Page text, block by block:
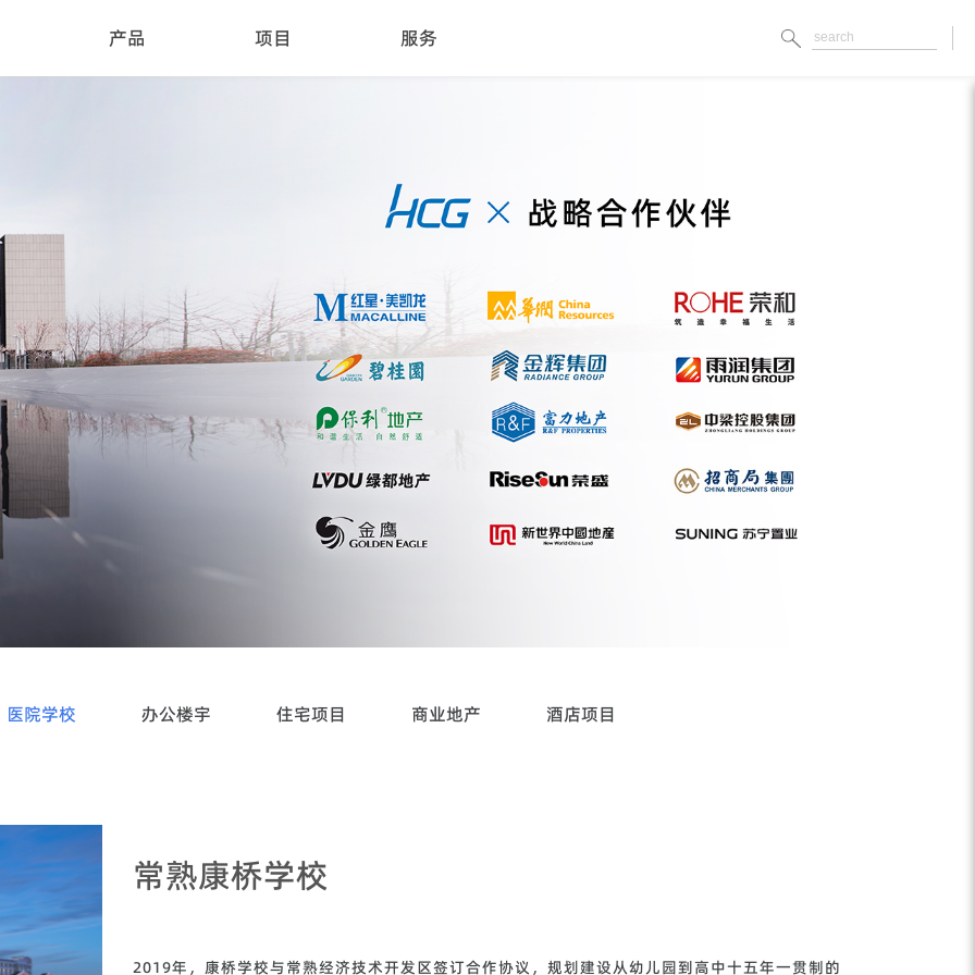
产品 项目 服务
医院学校 办公楼宇 住宅项目 商业地产 酒店项目
常熟康桥学校
2019年，康桥学校与常熟经济技术开发区签订合作协议，规划建设从幼儿园到高中十五年一贯制的